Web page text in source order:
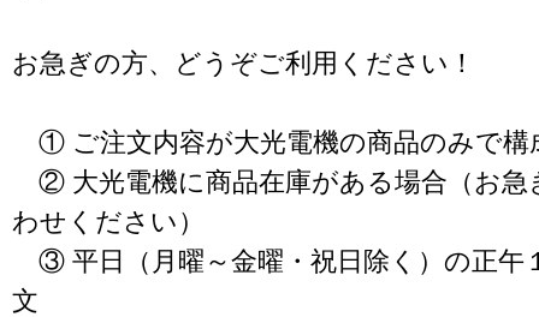
お急ぎの方、どうぞご利用ください！
① ご注文内容が大光電機の商品のみで構
② 大光電機に商品在庫がある場合（お急
わせください）
③ 平日（月曜～金曜・祝日除く）の正午
文